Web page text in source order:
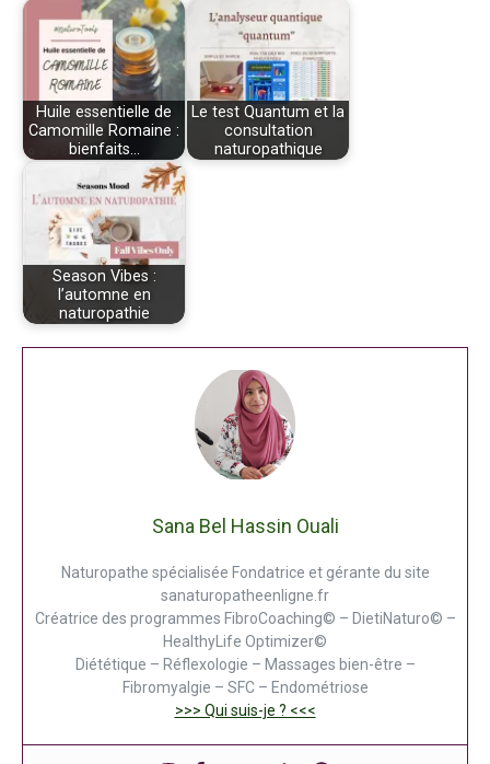
Huile essentielle de
Camomille Romaine :
bienfaits…
Le test Quantum et la
consultation
naturopathique
Season Vibes :
l’automne en
naturopathie
Sana Bel Hassin Ouali
Naturopathe spécialisée Fondatrice et gérante du site
sanaturopatheenligne.fr
Créatrice des programmes FibroCoaching© – DietiNaturo© –
HealthyLife Optimizer©
Diététique – Réflexologie – Massages bien-être –
Fibromyalgie – SFC – Endométriose
>>> Qui suis-je ? <<<